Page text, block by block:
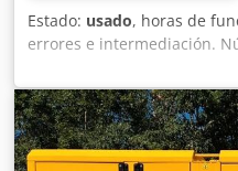
Estado: usado, horas de
errores e intermediación.
PERKINS. El vehículo no ha
Posibilidad de entrega en
adicional. Salvo errores e
aceptaremos su vehículo
de financiación/leasing,